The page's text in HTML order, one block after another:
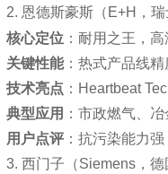
2. 恩德斯豪斯（E+H，瑞
核心定位 ：耐用之王，
关键性能：热式产品线
技术亮点 ：Heartbeat
典型应用 ：市政燃气、
用户点评 ：抗污染能力
3. 西门子（Siemens，德